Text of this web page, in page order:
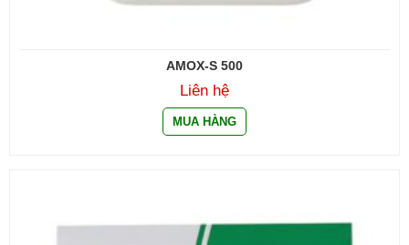
AMOX-S 500
Liên hệ